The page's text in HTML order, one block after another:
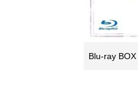
Blu-ray BOX